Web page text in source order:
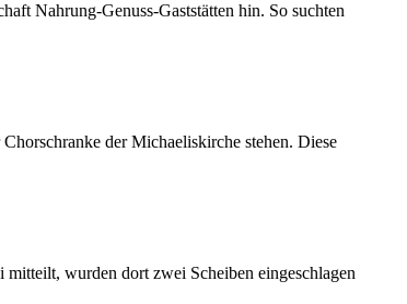
Nahrung-Genuss-Gaststätten hin. So suchten
der Michaeliskirche stehen. Diese
wurden dort zwei Scheiben eingeschlagen